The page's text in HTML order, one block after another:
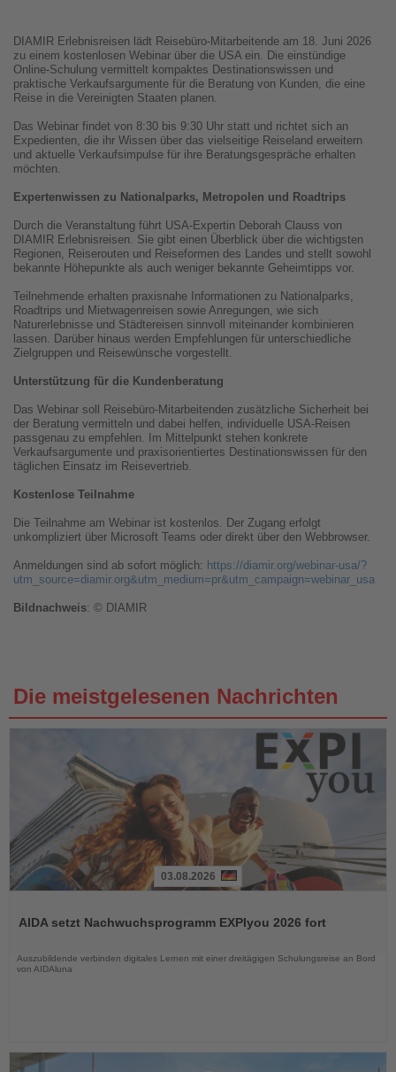
DIAMIR Erlebnisreisen lädt Reisebüro-Mitarbeitende am 18. Juni 2026
zu einem kostenlosen Webinar über die USA ein. Die einstündige
Online-Schulung vermittelt kompaktes Destinationswissen und
praktische Verkaufsargumente für die Beratung von Kunden, die eine
Reise in die Vereinigten Staaten planen.
Das Webinar findet von 8:30 bis 9:30 Uhr statt und richtet sich an
Expedienten, die ihr Wissen über das vielseitige Reiseland erweitern
und aktuelle Verkaufsimpulse für ihre Beratungsgespräche erhalten
möchten.
Expertenwissen zu Nationalparks, Metropolen und Roadtrips
Durch die Veranstaltung führt USA-Expertin Deborah Clauss von
DIAMIR Erlebnisreisen. Sie gibt einen Überblick über die wichtigsten
Regionen, Reiserouten und Reiseformen des Landes und stellt sowohl
bekannte Höhepunkte als auch weniger bekannte Geheimtipps vor.
Teilnehmende erhalten praxisnahe Informationen zu Nationalparks,
Roadtrips und Mietwagenreisen sowie Anregungen, wie sich
Naturerlebnisse und Städtereisen sinnvoll miteinander kombinieren
lassen. Darüber hinaus werden Empfehlungen für unterschiedliche
Zielgruppen und Reisewünsche vorgestellt.
Unterstützung für die Kundenberatung
Das Webinar soll Reisebüro-Mitarbeitenden zusätzliche Sicherheit bei
der Beratung vermitteln und dabei helfen, individuelle USA-Reisen
passgenau zu empfehlen. Im Mittelpunkt stehen konkrete
Verkaufsargumente und praxisorientiertes Destinationswissen für den
täglichen Einsatz im Reisevertrieb.
Kostenlose Teilnahme
Die Teilnahme am Webinar ist kostenlos. Der Zugang erfolgt
unkompliziert über Microsoft Teams oder direkt über den Webbrowser.
Anmeldungen sind ab sofort möglich: https://diamir.org/webinar-usa/?
utm_source=diamir.org&utm_medium=pr&utm_campaign=webinar_usa
Bildnachweis: © DIAMIR
Die meistgelesenen Nachrichten
die
03.08.2026
AIDA setzt Nachwuchsprogramm EXPIyou 2026 fort
Auszubildende verbinden digitales Lernen mit einer dreitägigen Schulungsreise an Bord
von AIDAluna